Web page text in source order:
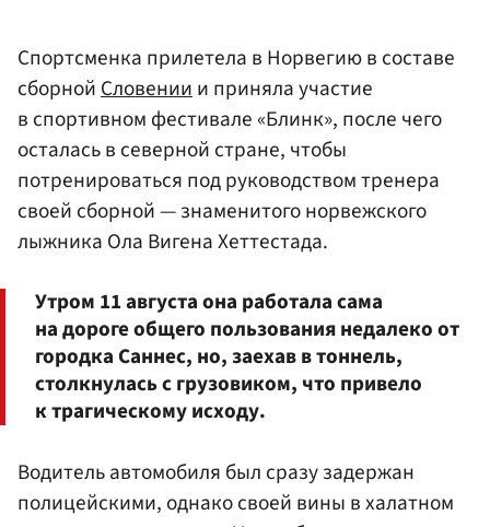
Спортсменка прилетела в Норвегию в составе
сборнойСловениии приняла участие
в спортивном фестивале «Блинк», после чего
осталась в северной стране, чтобы
потренироваться под руководством тренера
своей сборной — знаменитого норвежского
лыжника Ола Вигена Хеттестада.
Утром 11 августа она работала сама
на дороге общего пользования недалеко от
городка Саннес, но, заехав в тоннель,
столкнулась с грузовиком, что привело
к трагическому исходу.
Водитель автомобиля был сразу задержан
полицейскими, однако своей вины в халатном